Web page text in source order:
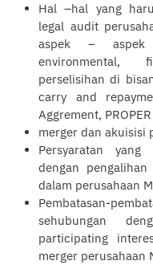
Hal –hal yang
legal audit
aspek – aspek
environmental,
perselisihan di
carry and
Aggrement,
merger dan akuisisi
Persyaratan yang
dengan
dalam perusahaan
Pembatasan-
sehubungan
participating
merger perusahaan